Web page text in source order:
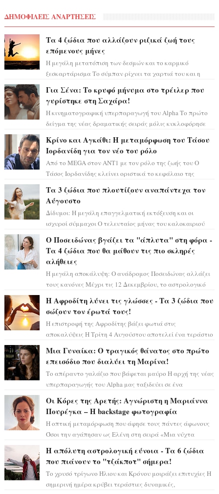
ΔΗΜΟΦΙΛΕΙΣ ΑΝΑΡΤΗΣΕΙΣ
Τα 4 ζώδια που αλλάζουν ριζικά ζωή τους
επόμενους μήνες
Η μεγάλη μετατόπιση των δεσμών και το καρμικό
ξεσκαρτάρισμα Το σύμπαν ρίχνει τα χαρτιά του και η
Για Σένα: Το κρυφό μήνυμα στο τρέιλερ που
γυρίστηκε στη Σαχάρα!
Η κινηματογραφική υπερπαραγωγή του Alpha Το πρώτο
δείγμα της νέας δραματικής σειράς μόλις κυκλοφόρησε
Κρίνο και Αγκάθι: Η μεταμόρφωση του Τάσου
Ιορδανίδη για τον νέο του ρόλο
Από το MEGA στον ΑΝΤ1 με τον ρόλο της ζωής του Ο
Τάσος Ιορδανίδης κλείνει οριστικά το κεφάλαιο της
Τα 3 ζώδια που πλουτίζουν αναπάντεχα τον
Αύγουστο
Δίδυμοι: Η μεγάλη επαγγελματική εκτόξευση και οι
ισχυροί σύμμαχοι Ο τελευταίος μήνας του καλοκαιριού
Ο Ποσειδώνας βγάζει τα "άπλυτα" στη φόρα -
Τα 4 ζώδια που θα μάθουν τις πιο σκληρές
αλήθειες
Η μεγάλη αποκάλυψη: Ο ανάδρομος Ποσειδώνας αλλάζει
τους κανόνες Μέχρι τις 12 Δεκεμβρίου, το αστρολογικό
Η Αφροδίτη λύνει τις γλώσσες - Τα 3 ζώδια που
σώζουν τον έρωτά τους!
Η επιστροφή της Αφροδίτης βάζει φωτιά στις
αποκαλύψεις Η Τρίτη 4 Αυγούστου αποτελεί ένα τεράστιο
Μια Γυναίκα: Ο τραγικός θάνατος στο πρώτο
επεισόδιο που διαλύει τη Μαρίνα!
Το απέραντο γαλάζιο που βάφεται μαύρο Η αρχή της νέας
υπερπαραγωγής του Alpha μας ταξιδεύει σε ένα
Οι Κόρες της Αρετής: Αγνώριστη η Μαριάννα
Πουρέγκα – H backstage φωτογραφία
Η οπτική μεταμόρφωση που άφησε τους πάντες άφωνους
Όσοι την αγάπησαν ως Ελένη στη σειρά «Μια νύχτα
Η απόλυτη αστρολογική εύνοια - Τα 6 ζώδια
που πιάνουν το "τζάκποτ" σήμερα!
Το χρυσό τρίγωνο Ήλιου και Κρόνου μοιράζει επιτυχίες Η
σημερινή ημέρα κρύβει τεράστιες δυναμικές,